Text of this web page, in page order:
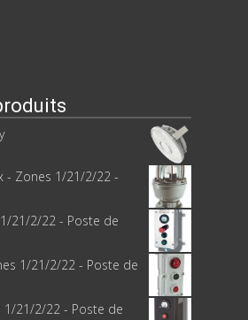
- Zones 1/21/2/22 -
1/21/2/22 - Poste de
1/21/2/22 - Poste de
1/21/2/22 - Poste de